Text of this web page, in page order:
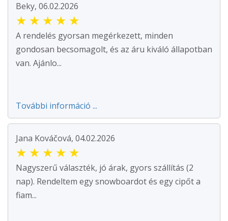
Beky, 06.02.2026
★ ★ ★ ★ ★
A rendelés gyorsan megérkezett, minden
gondosan becsomagolt, és az áru kiváló állapotban
van. Ajánlo...
További információ ...
Jana Kováčová, 04.02.2026
★ ★ ★ ★ ★
Nagyszerű választék, jó árak, gyors szállítás (2
nap). Rendeltem egy snowboardot és egy cipőt a
fiam...